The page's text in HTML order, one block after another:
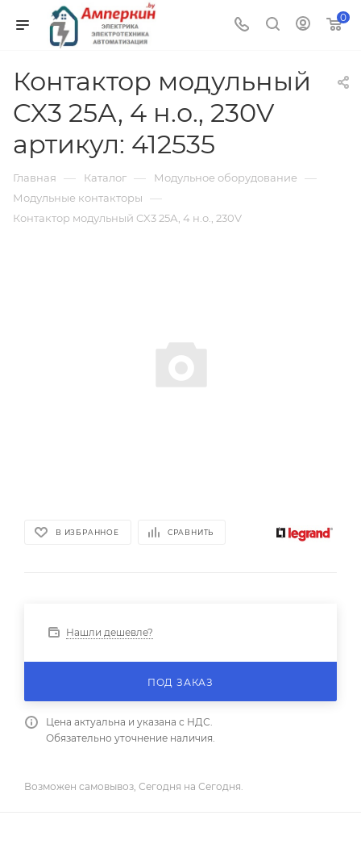
0
Контактор модульный
CX3 25А, 4 н.о., 230V
артикул: 412535
Главная — Каталог — Модульное оборудование —
Модульные контакторы —
Контактор модульный CX3 25А, 4 н.о., 230V
В ИЗБРАННОЕ СРАВНИТЬ
Нашли дешевле?
ПОД ЗАКАЗ
Цена актуальна и указана с НДС.
Обязательно уточнение наличия.
Возможен самовывоз, Сегодня на Сегодня.